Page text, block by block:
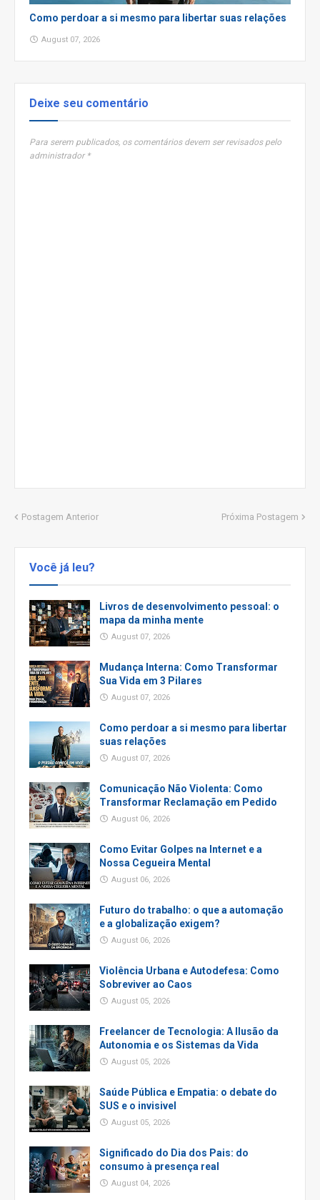
Como perdoar a si mesmo para libertar suas relações
August 07, 2026
Deixe seu comentário
Para serem publicados, os comentários devem ser revisados pelo
administrador *
Postagem Anterior Próxima Postagem
Você já leu?
Livros de desenvolvimento pessoal: o
mapa da minha mente
August 07, 2026
Mudança Interna: Como Transformar
Sua Vida em 3 Pilares
August 07, 2026
Como perdoar a si mesmo para libertar
suas relações
August 07, 2026
Comunicação Não Violenta: Como
Transformar Reclamação em Pedido
August 06, 2026
Como Evitar Golpes na Internet e a
Nossa Cegueira Mental
August 06, 2026
Futuro do trabalho: o que a automação
e a globalização exigem?
August 06, 2026
Violência Urbana e Autodefesa: Como
Sobreviver ao Caos
August 05, 2026
Freelancer de Tecnologia: A Ilusão da
Autonomia e os Sistemas da Vida
August 05, 2026
Saúde Pública e Empatia: o debate do
SUS e o invisivel
August 05, 2026
Significado do Dia dos Pais: do
consumo à presença real
August 04, 2026